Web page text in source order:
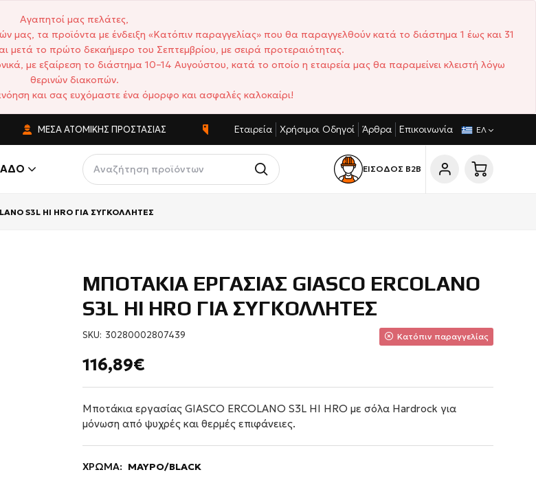
Αγαπητοί μας πελάτες,
μας, τα προϊόντα με ένδειξη «Κατόπιν παραγγελίας» που θα παραγγελθούν κατά το διάστημα 1 έως και 31
μετά το πρώτο δεκαήμερο του Σεπτεμβρίου, με σειρά προτεραιότητας.
με εξαίρεση το διάστημα 10–14 Αυγούστου, κατά το οποίο η εταιρεία μας θα παραμείνει κλειστή λόγω
θερινών διακοπών.
και σας ευχόμαστε ένα όμορφο και ασφαλές καλοκαίρι!
ΜΈΣΑ ΑΤΟΜΙΚΉΣ ΠΡΟΣΤΑΣΊΑΣ ΑΝΤΑΓΩΝΙΣΤΙΚΈΣ ΤΙΜΈΣ ΣΎΝΤΟΜΟΙ ΧΡΌΝΟΙ ΠΑΡΆΔΟΣΗΣ
Εταιρεία Χρήσιμοι Οδηγοί Άρθρα Επικοινωνία ΕΛ
ΕΙΣΟΔΟΣ Β2Β
S3L HI HRO ΓΙΑ ΣΥΓΚΟΛΛΗΤΕΣ
ΜΠΟΤΑΚΙΑ ΕΡΓΑΣΙΑΣ GIASCO ERCOLANO
S3L HI HRO ΓΙΑ ΣΥΓΚΟΛΛΗΤΕΣ
SKU: 30280002807439 Κατόπιν παραγγελίας
116,89€
Μποτάκια εργασίας GIASCO ERCOLANO S3L HI HRO με σόλα Hardrock για
μόνωση από ψυχρές και θερμές επιφάνειες.
ΧΡΩΜΑ: ΜΑΥΡΟ/BLACK